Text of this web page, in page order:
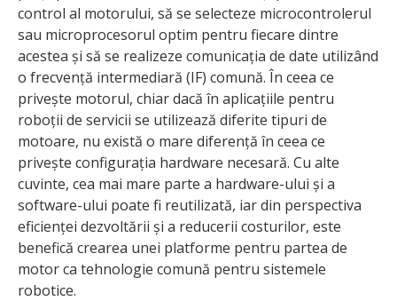
control al motorului, să se selecteze microcontrolerul
sau microprocesorul optim pentru fiecare dintre
acestea și să se realizeze comunicația de date utilizând
o frecvență intermediară (IF) comună. În ceea ce
privește motorul, chiar dacă în aplicațiile pentru
roboții de servicii se utilizează diferite tipuri de
motoare, nu există o mare diferență în ceea ce
privește configurația hardware necesară. Cu alte
cuvinte, cea mai mare parte a hardware-ului și a
software-ului poate fi reutilizată, iar din perspectiva
eficienței dezvoltării și a reducerii costurilor, este
benefică crearea unei platforme pentru partea de
motor ca tehnologie comună pentru sistemele
robotice.